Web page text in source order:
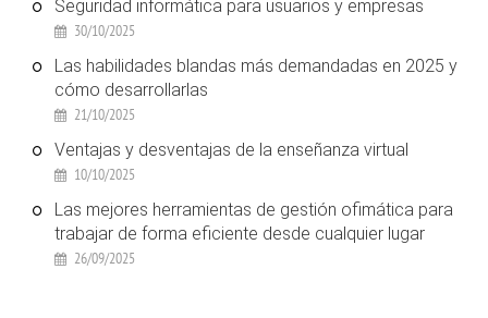
Seguridad informática para usuarios y empresas
30/10/2025
Las habilidades blandas más demandadas en 2025 y
cómo desarrollarlas
21/10/2025
Ventajas y desventajas de la enseñanza virtual
10/10/2025
Las mejores herramientas de gestión ofimática para
trabajar de forma eficiente desde cualquier lugar
26/09/2025